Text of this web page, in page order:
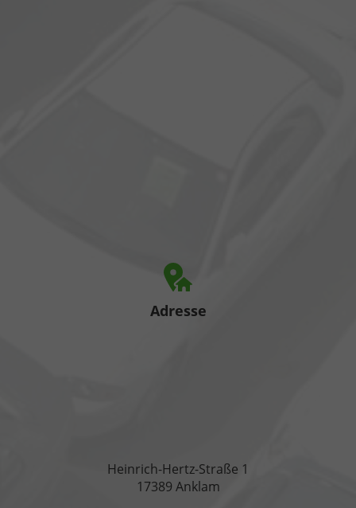
Adresse
Heinrich-Hertz-Straße 1
17389 Anklam